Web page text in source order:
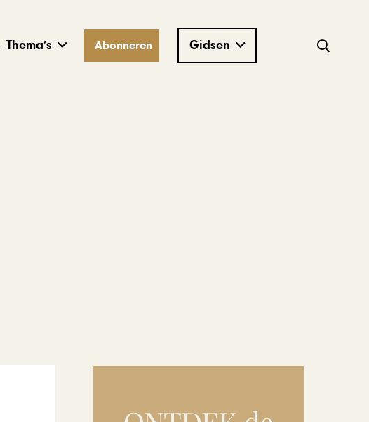
Thema’s Abonneren Gidsen